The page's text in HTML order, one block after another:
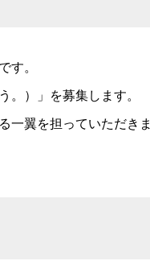
。
）」を募集します。
翼を担っていただきま